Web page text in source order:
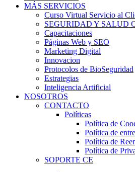
MÁS SERVICIOS
Curso Virtual Servicio al
SEGURIDAD Y SALUD
Capacitaciones
Páginas Web y SEO
Marketing Digital
Innovacion
Protocolos de BioSeguridad
Estrategias
Inteligencia Artificial
NOSOTROS
CONTACTO
Políticas
Política de
Política de
Política de
Política de
SOPORTE CE